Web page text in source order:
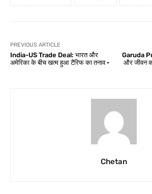
PREVIOUS ARTICLE
India-US Trade Deal: भारत और
अमेरिका के बीच खत्म हुआ टैरिफ का तनाव •
Garuda
और जीवन
Chetan